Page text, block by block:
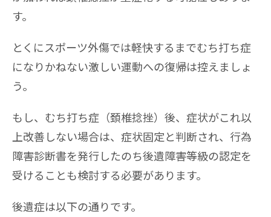
す。
とくにスポーツ外傷では軽快するまでむち打ち症
になりかねない激しい運動への復帰は控えましょ
う。
もし、むち打ち症（頚椎捻挫）後、症状がこれ以
上改善しない場合は、症状固定と判断され、行為
障害診断書を発行したのち後遺障害等級の認定を
受けることも検討する必要があります。
後遺症は以下の通りです。